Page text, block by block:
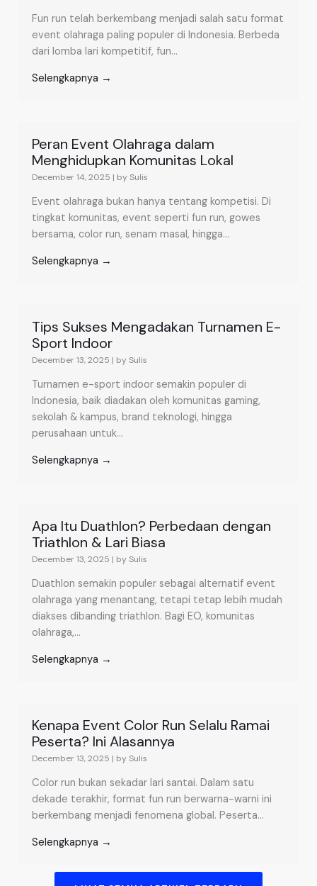
Fun run telah berkembang menjadi salah satu format
event olahraga paling populer di Indonesia. Berbeda
dari lomba lari kompetitif, fun...
Selengkapnya →
Peran Event Olahraga dalam
Menghidupkan Komunitas Lokal
December 14, 2025 | by Sulis
Event olahraga bukan hanya tentang kompetisi. Di
tingkat komunitas, event seperti fun run, gowes
bersama, color run, senam masal, hingga...
Selengkapnya →
Tips Sukses Mengadakan Turnamen E-
Sport Indoor
December 13, 2025 | by Sulis
Turnamen e-sport indoor semakin populer di
Indonesia, baik diadakan oleh komunitas gaming,
sekolah & kampus, brand teknologi, hingga
perusahaan untuk...
Selengkapnya →
Apa Itu Duathlon? Perbedaan dengan
Triathlon & Lari Biasa
December 13, 2025 | by Sulis
Duathlon semakin populer sebagai alternatif event
olahraga yang menantang, tetapi tetap lebih mudah
diakses dibanding triathlon. Bagi EO, komunitas
olahraga,...
Selengkapnya →
Kenapa Event Color Run Selalu Ramai
Peserta? Ini Alasannya
December 13, 2025 | by Sulis
Color run bukan sekadar lari santai. Dalam satu
dekade terakhir, format fun run berwarna-warni ini
berkembang menjadi fenomena global. Peserta...
Selengkapnya →